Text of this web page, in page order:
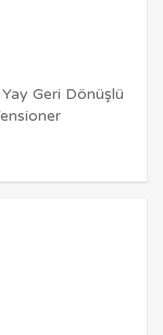
Geri Dönüşlü